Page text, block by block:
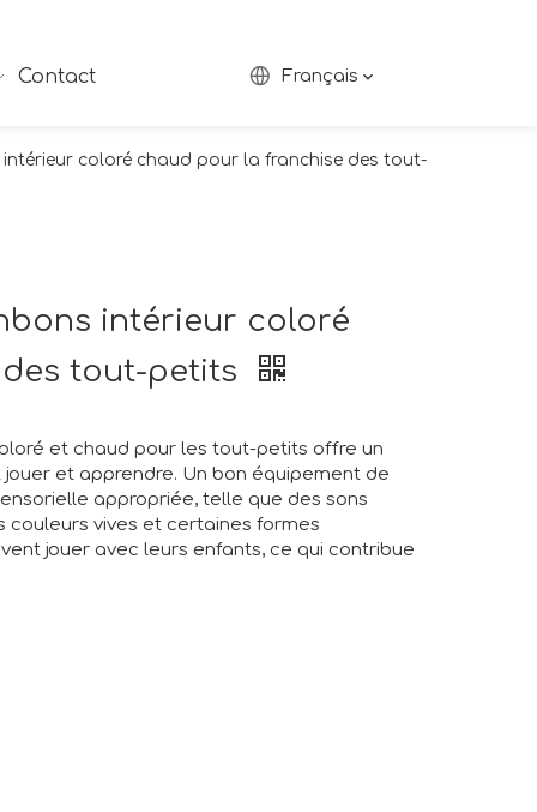
Contact Français
coloré chaud pour la franchise des tout-
intérieur coloré
tout-petits
et chaud pour les tout-petits offre un
et apprendre. Un bon équipement de
appropriée, telle que des sons
couleurs vives et certaines formes
jouer avec leurs enfants, ce qui contribue